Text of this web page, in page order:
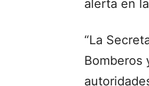
alerta en
“La
Bomberos